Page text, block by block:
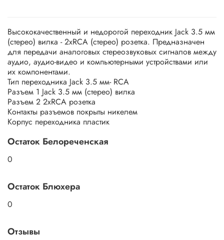
Высококачественный и недорогой переходник Jack 3.5 мм
(стерео) вилка - 2хRCA (стерео) розетка. Предназначен
для передачи аналоговых стереозвуковых сигналов между
аудио, аудио-видео и компьютерными устройствами или
их компонентами.
Тип переходника Jack 3.5 мм- RCA
Разъем 1 Jack 3.5 мм (стерео) вилка
Разъем 2 2xRCA розетка
Контакты разъемов покрыты никелем
Корпус переходника пластик
Остаток Белореченская
0
Остаток Блюхера
0
Отзывы